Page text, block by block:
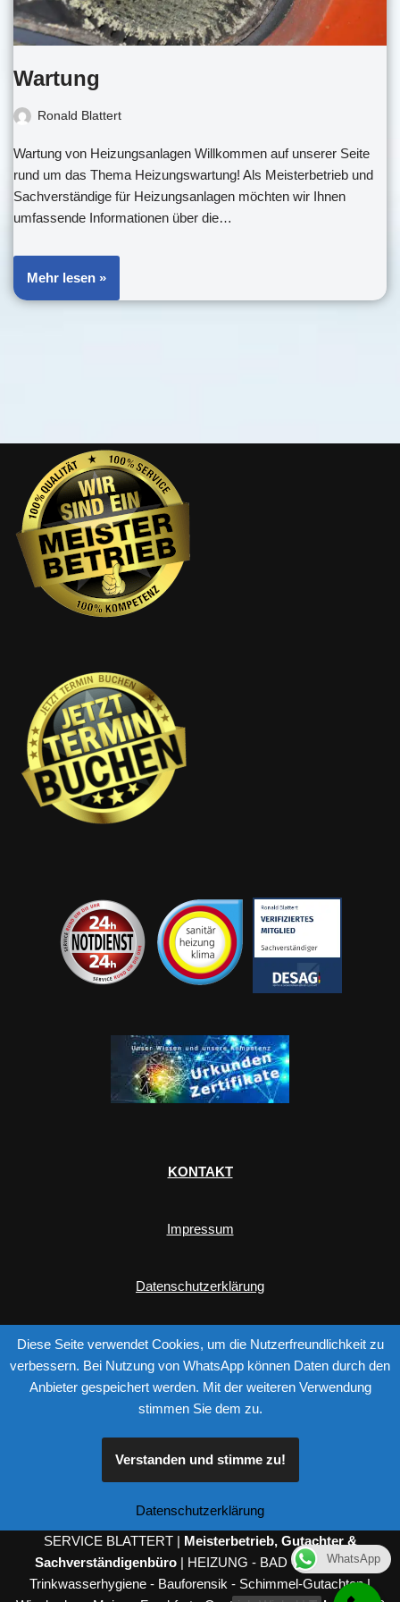
Wartung
Ronald Blattert
Wartung von Heizungsanlagen Willkommen auf unserer Seite
rund um das Thema Heizungswartung! Als Meisterbetrieb und
Sachverständige für Heizungsanlagen möchten wir Ihnen
umfassende Informationen über die…
Mehr lesen »
KONTAKT
Impressum
Datenschutzerklärung
Please follow & like us :)
SERVICE BLATTERT | Meisterbetrieb, Gutachter &
Sachverständigenbüro | HEIZUNG - BAD - SANITÄR -
Trinkwasserhygiene - Bauforensik - Schimmel-Gutachten |
Diese Seite verwendet Cookies, um die Nutzerfreundlichkeit zu
verbessern. Bei Nutzung von WhatsApp können Daten durch den
Anbieter gespeichert werden. Mit der weiteren Verwendung
stimmen Sie dem zu.
Verstanden und stimme zu!
Datenschutzerklärung
WhatsApp